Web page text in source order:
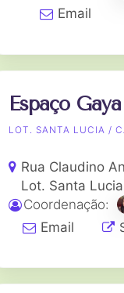
Email
Espaço Gaya
LOT. SANTA LUCIA /
Rua Claudino
Lot. Santa Lucia
Coordenação:
Email